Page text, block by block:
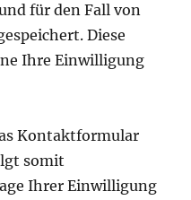
für den Fall von
Diese
Ihre Einwilligung
Kontaktformular
somit
Ihrer Einwilligung